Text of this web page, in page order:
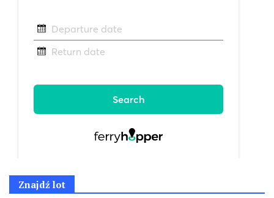
Znajdź lot